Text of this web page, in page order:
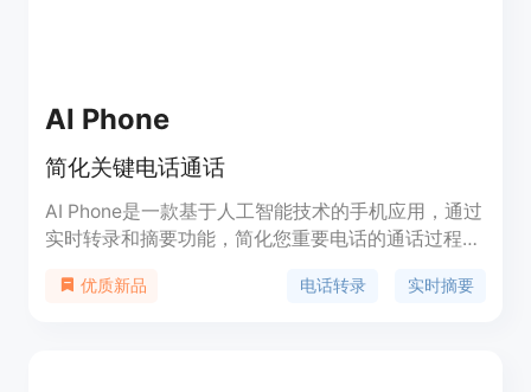
AI Phone
简化关键电话通话
AI Phone是一款基于人工智能技术的手机应用，通过
实时转录和摘要功能，简化您重要电话的通话过程。
等功能，帮助您不再错过通话细节。此外，AI Phone
优质新品 电话转录 实时摘要